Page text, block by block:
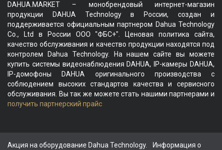
DAHUA.MARKET – монобрендовый интернет-магазин
продукции DAHUA Technology в России, создан и
поддерживается официальным партнером Dahua Technology
Co., Ltd в России ООО "ФБС+". Ценовая политика сайта,
качество обслуживания и качество продукции находятся под
контролем Dahua Technology. На нашем сайте вы можете
купить системы видеонаблюдения DAHUA, IP-камеры DAHUA,
IP-домофоны DAHUA оригинального производства с
соблюдением высоких стандартов качества и сервисного
обслуживания. Вы так же можете стать нашими партнерами и
получить партнерский прайс
Акция на оборудование Dahua Technology. Информация о